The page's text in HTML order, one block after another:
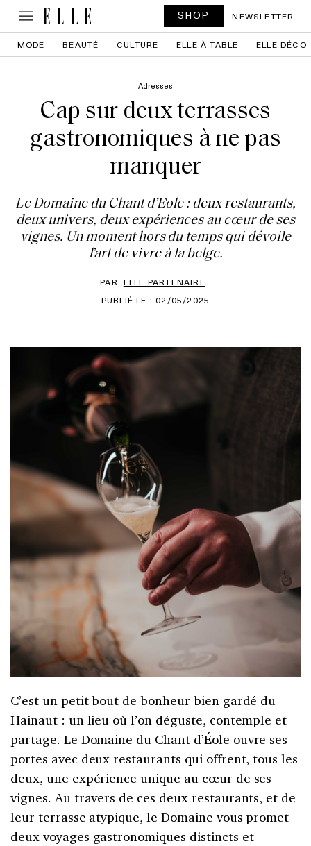
SHOP NEWSLETTER
MODE BEAUTÉ CULTURE ELLE À TABLE ELLE DÉCO
Adresses
Cap sur deux terrasses
gastronomiques à ne pas
manquer
Le Domaine du Chant d’Eole : deux restaurants,
deux univers, deux expériences au cœur de ses
vignes. Un moment hors du temps qui dévoile
l’art de vivre à la belge.
PAR ELLE PARTENAIRE
PUBLIÉ LE : 02/05/2025
C’est un petit bout de bonheur bien gardé du
Hainaut : un lieu où l’on déguste, contemple et
partage. Le Domaine du Chant d’Éole ouvre ses
portes avec deux restaurants qui offrent, tous les
deux, une expérience unique au cœur de ses
vignes. Au travers de ces deux restaurants, et de
leur terrasse atypique, le Domaine vous promet
deux voyages gastronomiques distincts et